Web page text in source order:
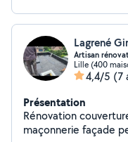
Lagrené
Artisan
Lille (400
4,4/5 (7
Présentation
Rénovation
maçonnerie façade